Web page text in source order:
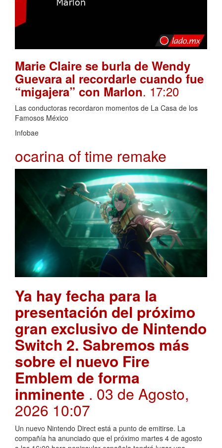
Marie Claire se burla de Wendy
Guevara al recordarle cuando fue
“migajera” con Marlon. 17:20
Las conductoras recordaron momentos de La Casa de los
Famosos México
Infobae
ocarina of time remake
Ya hay fecha para la
presentación del próximo
gran exclusivo de Nintendo
Switch 2. Sabremos más
sobre el nuevo Fire
Emblem de forma
inminente . 03 de Agosto,
2026 10:07
Un nuevo Nintendo Direct está a punto de emitirse. La
compañía ha anunciado que el próximo martes 4 de agosto